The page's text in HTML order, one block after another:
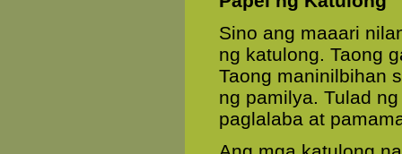
Sino ang maaari
ng katulong. Taong
Taong maninilbihan
ng pamilya. Tulad
paglalaba at